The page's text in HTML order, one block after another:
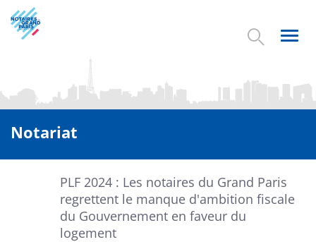
Aller
au
contenu
Notariat
PLF 2024 : Les notaires du Grand Paris
regrettent le manque d'ambition fiscale
du Gouvernement en faveur du
logement